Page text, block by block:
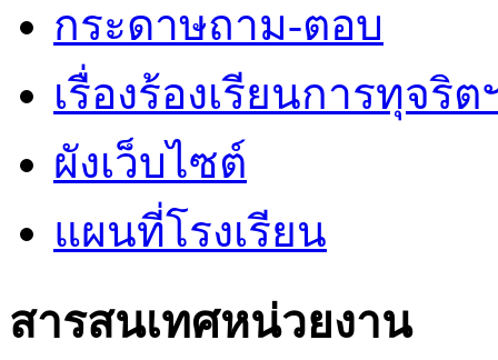
กระดาษถาม-ตอบ
เรื่องร้องเรียนการทุจริต
ผังเว็บไซต์
แผนที่โรงเรียน
สารสนเทศหน่วยงาน